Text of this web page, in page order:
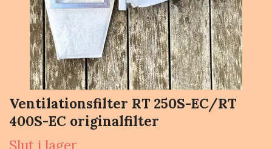
Ventilationsfilter RT 250S-EC/RT
400S-EC originalfilter
Slut i lager